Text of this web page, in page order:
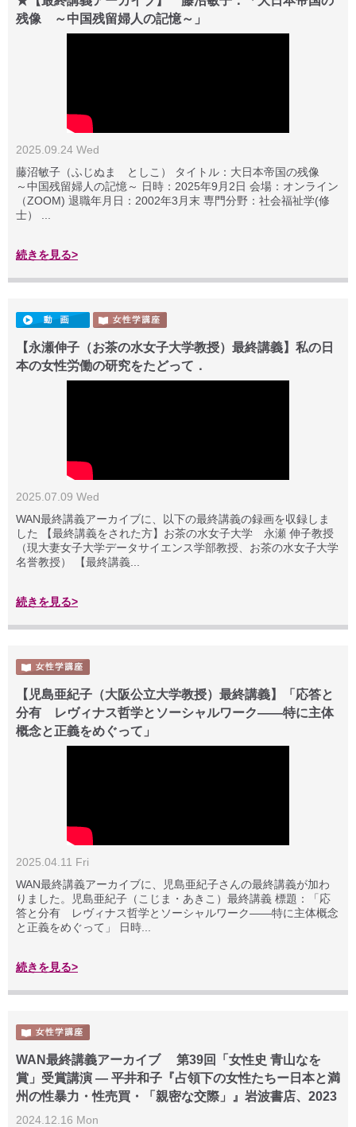
残像 ～中国残留婦人の記憶～」
2025.09.24 Wed
藤沼敏子（ふじぬま としこ） タイトル：大日本帝国の残像
～中国残留婦人の記憶～ 日時：2025年9月2日 会場：オンライン
（ZOOM) 退職年月日：2002年3月末 専門分野：社会福祉学(修
士） ...
続きを見る>
【永瀬伸子（お茶の水女子大学教授）最終講義】私の日
本の女性労働の研究をたどって．
2025.07.09 Wed
WAN最終講義アーカイブに、以下の最終講義の録画を収録しま
した 【最終講義をされた方】お茶の水女子大学 永瀬 伸子教授
（現大妻女子大学データサイエンス学部教授、お茶の水女子大学
名誉教授） 【最終講義...
続きを見る>
【児島亜紀子（大阪公立大学教授）最終講義】「応答と
分有 レヴィナス哲学とソーシャルワーク――特に主体
概念と正義をめぐって」
2025.04.11 Fri
WAN最終講義アーカイブに、児島亜紀子さんの最終講義が加わ
りました。児島亜紀子（こじま・あきこ）最終講義 標題：「応
答と分有 レヴィナス哲学とソーシャルワーク――特に主体概念
と正義をめぐって」 日時...
続きを見る>
WAN最終講義アーカイブ 第39回「女性史 青山なを
賞」受賞講演 ― 平井和子『占領下の女性たちー日本と満
州の性暴力・性売買・「親密な交際」』岩波書店、2023
2024.12.16 Mon